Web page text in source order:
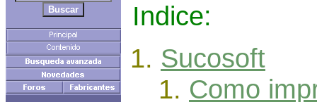
Indice:
Sucosoft
Como